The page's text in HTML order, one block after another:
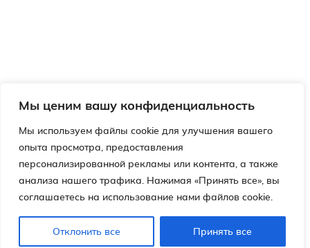
Мы ценим вашу конфиденциальность
Мы используем файлы cookie для улучшения вашего
опыта просмотра, предоставления
персонализированной рекламы или контента, а также
анализа нашего трафика. Нажимая «Принять все», вы
соглашаетесь на использование нами файлов cookie.
Отклонить все Принять все